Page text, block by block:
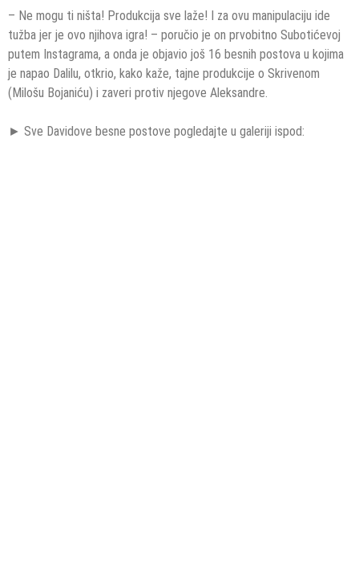
– Ne mogu ti ništa! Produkcija sve laže! I za ovu manipulaciju ide
tužba jer je ovo njihova igra! – poručio je on prvobitno Subotićevoj
putem Instagrama, a onda je objavio još 16 besnih postova u kojima
je napao Dalilu, otkrio, kako kaže, tajne produkcije o Skrivenom
(Milošu Bojaniću) i zaveri protiv njegove Aleksandre.
► Sve Davidove besne postove pogledajte u galeriji ispod: